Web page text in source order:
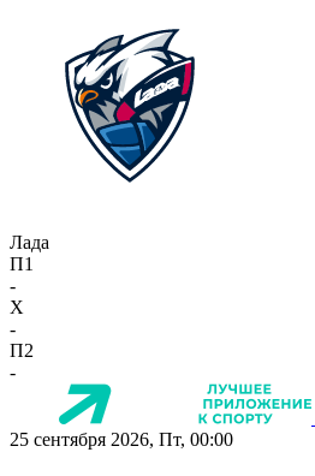
Лада
П1
-
X
-
П2
-
25 сентября 2026, Пт, 00:00